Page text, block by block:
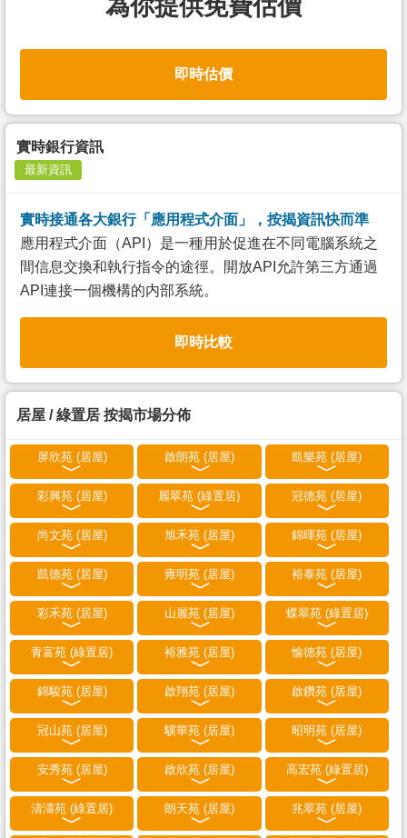
為你提供免費估價
即時估價
實時銀行資訊
最新資訊
實時接通各大銀行「應用程式介面」，按揭資訊快而準
應用程式介面（API）是一種用於促進在不同電腦系統之
間信息交換和執行指令的途徑。開放API允許第三方通過
API連接一個機構的内部系統。
即時比較
居屋 / 綠置居 按揭市場分佈
屏欣苑 (居屋) 啟朗苑 (居屋) 凱樂苑 (居屋)
彩興苑 (居屋) 麗翠苑 (綠置居) 冠德苑 (居屋)
尚文苑 (居屋) 旭禾苑 (居屋) 錦暉苑 (居屋)
凱德苑 (居屋) 雍明苑 (居屋) 裕泰苑 (居屋)
彩禾苑 (居屋) 山麗苑 (居屋) 蝶翠苑 (綠置居)
青富苑 (綠置居) 裕雅苑 (居屋) 愉德苑 (居屋)
錦駿苑 (居屋) 啟翔苑 (居屋) 啟鑽苑 (居屋)
冠山苑 (居屋) 驥華苑 (居屋) 昭明苑 (居屋)
安秀苑 (居屋) 啟欣苑 (居屋) 高宏苑 (綠置居)
清濤苑 (綠置居) 朗天苑 (居屋) 兆翠苑 (居屋)